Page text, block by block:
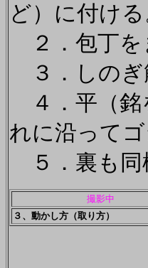
ど）に付け
２．包丁を
３．しのぎ
４．平（銘
れに沿ってゴ
５．裏も同
撮影中
３、動かし方（取り方）